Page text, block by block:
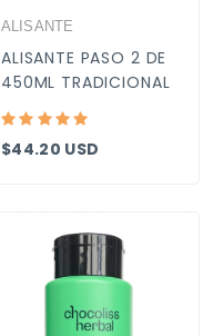
ALISANTE
ALISANTE PASO 2 DE
450ML TRADICIONAL
$44.20 USD